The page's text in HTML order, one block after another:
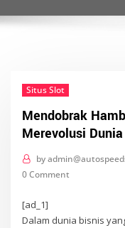
Situs Slot
Mendobrak
Merevolusi
by
0 Comment
[ad_1]
Dalam dunia bisnis